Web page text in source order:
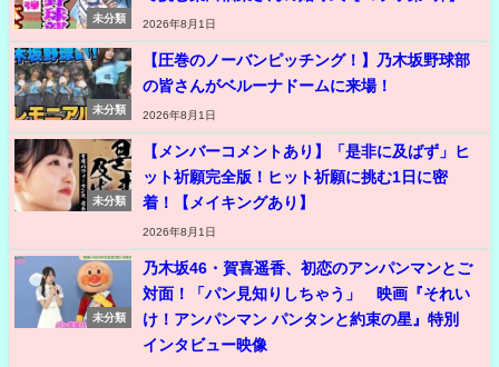
未分類
2026年8月1日
未分類
【圧巻のノーバンピッチング！】乃木坂野球部
の皆さんがベルーナドームに来場！
2026年8月1日
未分類
【メンバーコメントあり】「是非に及ばず」ヒ
ット祈願完全版！ヒット祈願に挑む1日に密
着！【メイキングあり】
2026年8月1日
未分類
乃木坂46・賀喜遥香、初恋のアンパンマンとご
対面！「パン見知りしちゃう」 映画『それい
け！アンパンマン パンタンと約束の星』特別
インタビュー映像